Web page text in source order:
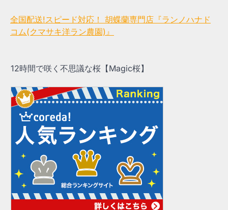
全国配送!スピード対応！ 胡蝶蘭専門店『ランノハナド
コム(クマサキ洋ラン農園)』
12時間で咲く不思議な桜【Magic桜】